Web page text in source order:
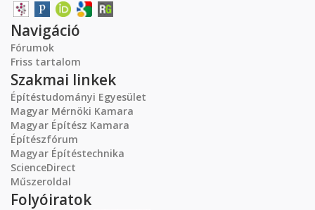
Navigáció
Fórumok
Friss tartalom
Szakmai linkek
Építéstudományi Egyesület
Magyar Mérnöki Kamara
Magyar Építész Kamara
Építészfórum
Magyar Építéstechnika
ScienceDirect
Műszeroldal
Folyóiratok